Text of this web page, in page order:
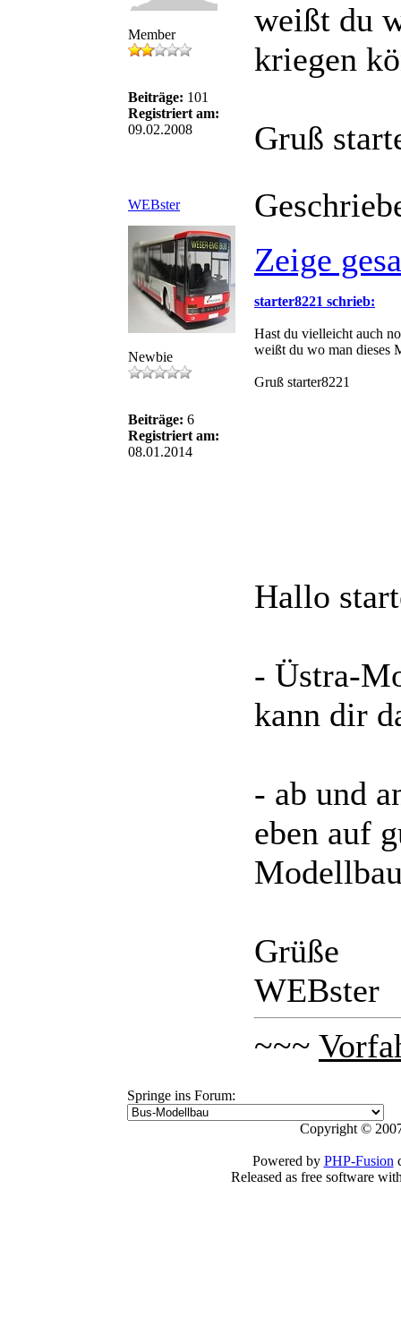
Member
Beiträge: 101
Registriert am:
09.02.2008
weißt du
kriegen
Gruß
WEBster
Newbie
Beiträge: 6
Registriert am:
08.01.2014
Zeige
starter8221 schrieb:
Hast du vielleicht auch
weißt du wo man dieses
Gruß starter8221
Hallo
- Üstra-
kann dir
- ab und
eben auf
Grüße
WEBster
~~~
Springe ins Forum:
Copyright ©
Powered by PHP-Fusion
Released as free software